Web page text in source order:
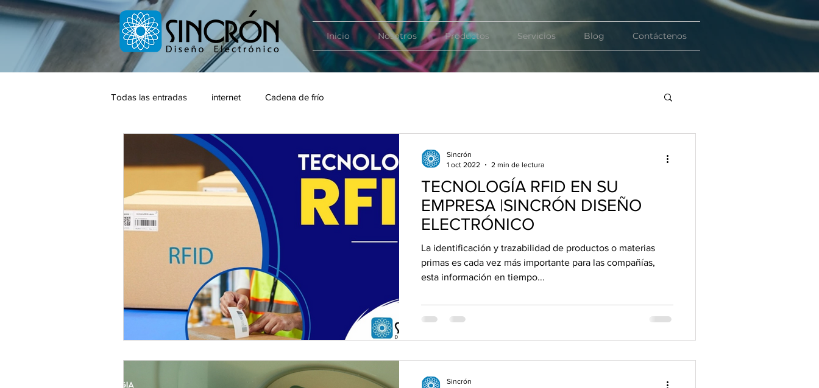
top of page
Inicio Nosotros Productos Servicios Blog Contáctenos
Todas las entradas internet Cadena de frío
TECNOLOGÍA RFID EN SU
EMPRESA |SINCRÓN DISEÑO
ELECTRÓNICO
La identificación y trazabilidad de productos o materias
primas es cada vez más importante para las compañías,
esta información en tiempo...
Sincrón
1 oct 2022
2 min de lectura
Sincrón